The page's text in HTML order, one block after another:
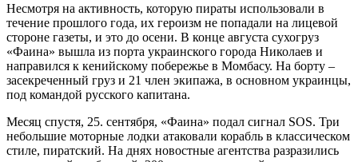
Несмотря на активность, которую пираты использовали в
течение прошлого года, их героизм не попадали на лицевой
стороне газеты, и это до осени. В конце августа сухогруз
«Фаина» вышла из порта украинского города Николаев и
направился к кенийскому побережье в Момбасу. На борту –
засекреченный груз и 21 член экипажа, в основном украинцы,
под командой русского капитана.
Месяц спустя, 25. сентября, «Фаина» подал сигнал SOS. Три
небольшие моторные лодки атаковали корабль в классическом
стиле, пиратский. На днях новостные агентства разразились